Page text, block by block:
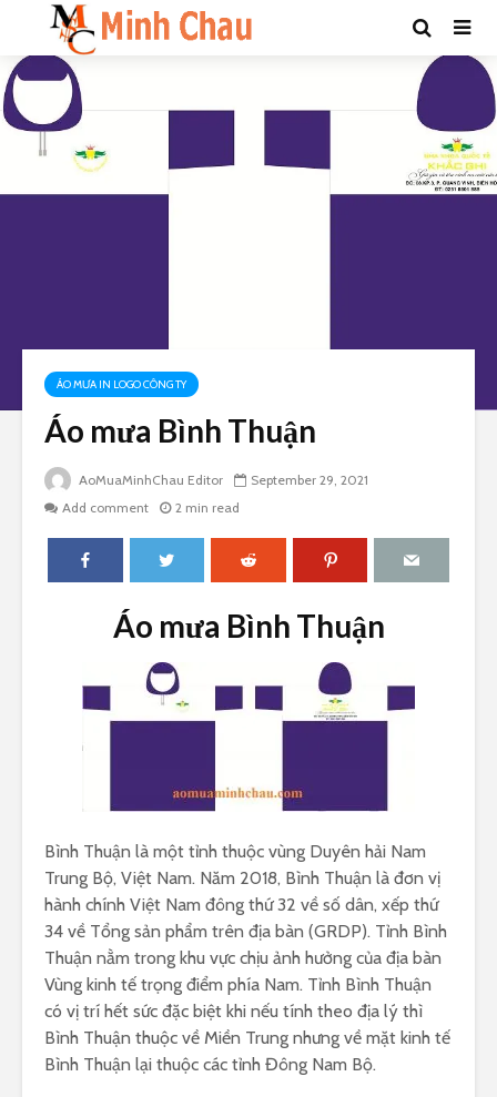
ÁO MƯA IN LOGO CÔNG TY
Áo mưa Bình Thuận
AoMuaMinhChau Editor
September 29, 2021
Add comment
2 min read
Áo mưa Bình Thuận
Bình Thuận là một tỉnh thuộc vùng Duyên hải Nam
Trung Bộ, Việt Nam. Năm 2018, Bình Thuận là đơn vị
hành chính Việt Nam đông thứ 32 về số dân, xếp thứ
34 về Tổng sản phẩm trên địa bàn (GRDP). Tỉnh Bình
Thuận nằm trong khu vực chịu ảnh hưởng của địa bàn
Vùng kinh tế trọng điểm phía Nam. Tỉnh Bình Thuận
có vị trí hết sức đặc biệt khi nếu tính theo địa lý thì
Bình Thuận thuộc về Miền Trung nhưng về mặt kinh tế
Bình Thuận lại thuộc các tỉnh Đông Nam Bộ.